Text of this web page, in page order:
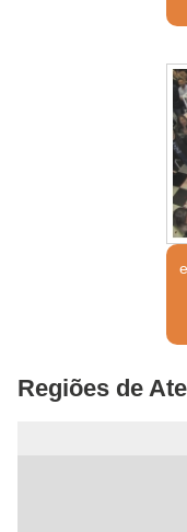
Regiões de